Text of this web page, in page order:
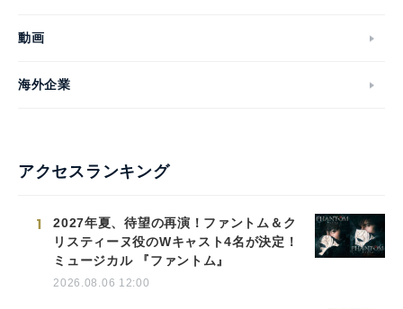
動画
海外企業
アクセスランキング
1
2027年夏、待望の再演！ファントム＆ク
リスティーヌ役のWキャスト4名が決定！
ミュージカル 『ファントム』
2026.08.06 12:00